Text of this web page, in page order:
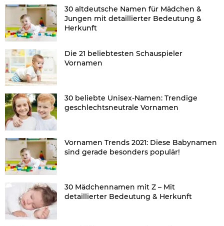
30 altdeutsche Namen für Mädchen &
Jungen mit detaillierter Bedeutung &
Herkunft
Die 21 beliebtesten Schauspieler
Vornamen
30 beliebte Unisex-Namen: Trendige
geschlechtsneutrale Vornamen
Vornamen Trends 2021: Diese Babynamen
sind gerade besonders populär!
30 Mädchennamen mit Z – Mit
detaillierter Bedeutung & Herkunft